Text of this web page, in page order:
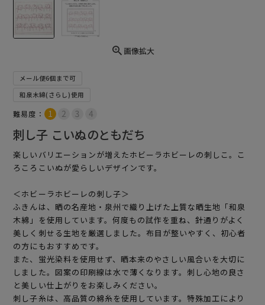
画像拡大
メール便6個まで可
和泉木綿(さらし)使用
難易度：
刺し子 こいぬのともだち
楽しいバリエーションが増えたホビーラホビーレの刺しこ。こ
ろころこいぬが愛らしいデザインです。
＜ホビーラホビーレの刺し子＞
ふきんは、晒の名産地・泉州で織り上げた上質な晒生地「和泉
木綿」を使用しています。何度もの試作を重ね、針通りがよく
美しく刺せる生地を厳選しました。布目が整いやすく、初心者
の方にもおすすめです。
また、蛍光染料を使用せず、晒本来のやさしい風合いを大切に
しました。図案の印刷線は水で薄くなります。刺し心地の良さ
と美しい仕上がりをお楽しみください。
刺し子糸は、高品質の綿糸を使用しています。特殊加工により